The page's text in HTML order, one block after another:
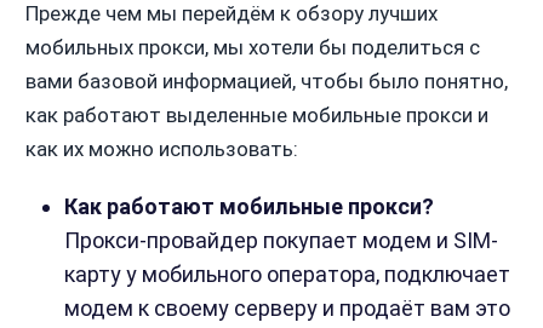
Прежде чем мы перейдём к обзору лучших
мобильных прокси, мы хотели бы поделиться с
вами базовой информацией, чтобы было понятно,
как работают выделенные мобильные прокси и
как их можно использовать:
Как работают мобильные прокси?
Прокси-провайдер покупает модем и SIM-
карту у мобильного оператора, подключает
модем к своему серверу и продаёт вам это